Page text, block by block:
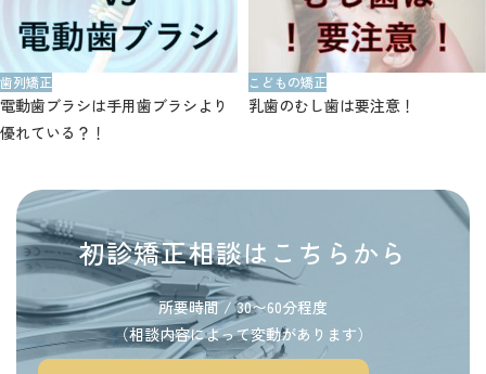
歯列矯正
電動歯ブラシは手用歯ブラシより
優れている？！
こどもの矯正
乳歯のむし歯は要注意！
初診矯正相談はこちらから
所要時間 / 30〜60分程度
（相談内容によって変動があります）